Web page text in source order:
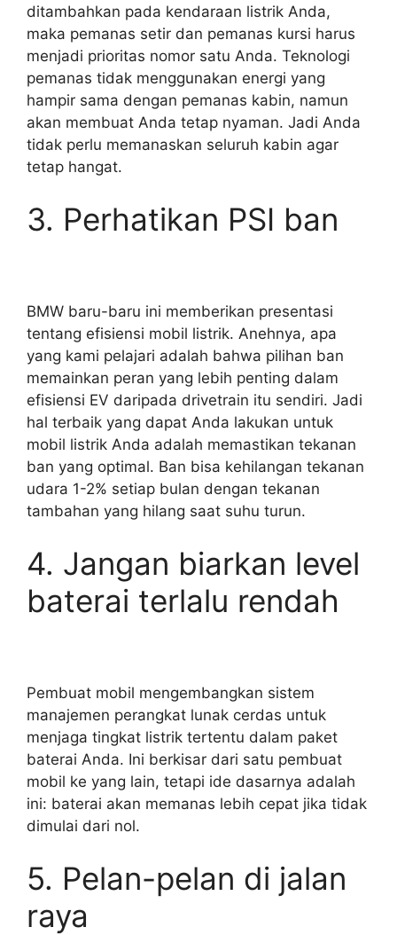
ditambahkan pada kendaraan listrik Anda,
maka pemanas setir dan pemanas kursi harus
menjadi prioritas nomor satu Anda. Teknologi
pemanas tidak menggunakan energi yang
hampir sama dengan pemanas kabin, namun
akan membuat Anda tetap nyaman. Jadi Anda
tidak perlu memanaskan seluruh kabin agar
tetap hangat.
3. Perhatikan PSI ban
BMW baru-baru ini memberikan presentasi
tentang efisiensi mobil listrik. Anehnya, apa
yang kami pelajari adalah bahwa pilihan ban
memainkan peran yang lebih penting dalam
efisiensi EV daripada drivetrain itu sendiri. Jadi
hal terbaik yang dapat Anda lakukan untuk
mobil listrik Anda adalah memastikan tekanan
ban yang optimal. Ban bisa kehilangan tekanan
udara 1-2% setiap bulan dengan tekanan
tambahan yang hilang saat suhu turun.
4. Jangan biarkan level
baterai terlalu rendah
Pembuat mobil mengembangkan sistem
manajemen perangkat lunak cerdas untuk
menjaga tingkat listrik tertentu dalam paket
baterai Anda. Ini berkisar dari satu pembuat
mobil ke yang lain, tetapi ide dasarnya adalah
ini: baterai akan memanas lebih cepat jika tidak
dimulai dari nol.
5. Pelan-pelan di jalan
raya